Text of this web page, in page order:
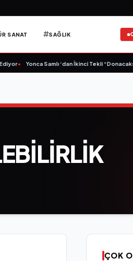
SANAT SAĞLIK
• Yonca Samlı ‘dan İkinci Tekli
ÇOK